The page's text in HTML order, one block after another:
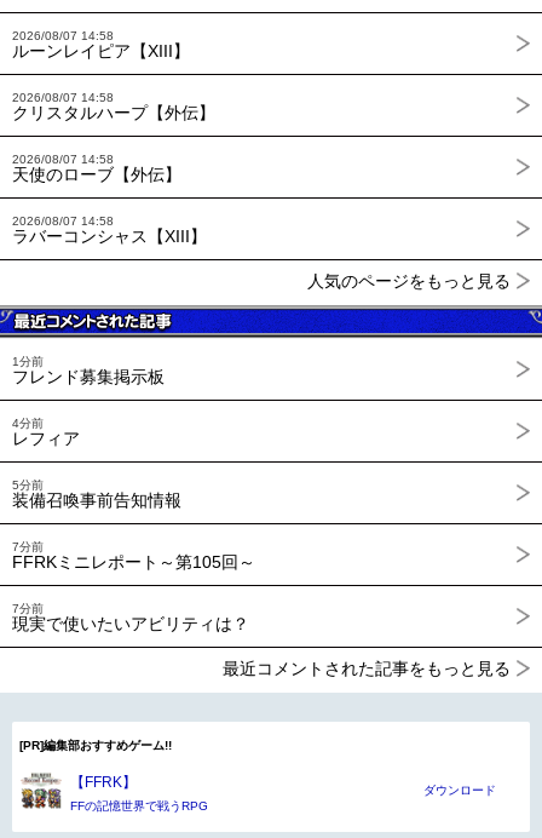
2026/08/07 14:58
ルーンレイピア【XIII】
2026/08/07 14:58
クリスタルハープ【外伝】
2026/08/07 14:58
天使のローブ【外伝】
2026/08/07 14:58
ラバーコンシャス【XIII】
人気のページをもっと見る
1分前
フレンド募集掲示板
4分前
レフィア
5分前
装備召喚事前告知情報
7分前
FFRKミニレポート～第105回～
7分前
現実で使いたいアビリティは？
最近コメントされた記事をもっと見る
[PR]編集部おすすめゲーム!!
【FFRK】
FFの記憶世界で戦うRPG
ダウンロード